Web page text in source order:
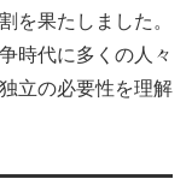
を果たしました。
時代に多くの人々
立の必要性を理解